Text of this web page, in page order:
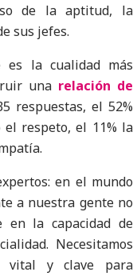
de la aptitud, la
sus jefes.
es la cualidad más
una relación de
respuestas, el 52%
el respeto, el 11% la
en el mundo
a nuestra gente no
en la capacidad de
Necesitamos
vital y clave para